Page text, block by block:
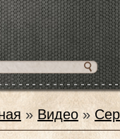
»Видео »